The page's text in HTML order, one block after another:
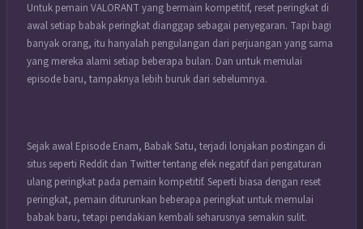
Untuk pemain VALORANT yang bermain kompetitif, reset peringkat di
awal setiap babak peringkat dianggap sebagai penyegaran. Tapi bagi
banyak orang, itu hanyalah pengulangan dari perjuangan yang sama
yang mereka alami setiap beberapa bulan. Dan untuk memulai
episode baru, tampaknya lebih buruk dari sebelumnya.
Sejak awal Episode Enam, Babak Satu, terjadi lonjakan postingan di
situs seperti Reddit dan Twitter tentang efek negatif dari pengaturan
ulang peringkat pada pemain kompetitif. Seperti biasa dengan reset
peringkat, pemain diturunkan beberapa peringkat untuk memulai
babak baru, tetapi pendakian kembali seharusnya semakin sulit.